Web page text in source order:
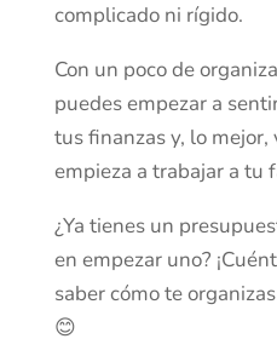
complicado ni rígido.
Con un poco de
puedes empezar a
tus finanzas y, lo
empieza a trabajar a tu
¿Ya tienes un
en empezar uno?
saber cómo te
😊